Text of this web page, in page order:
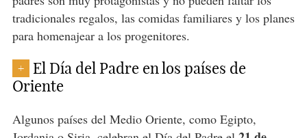
tradicionales regalos, las comidas familiares y los planes
para homenajear a los progenitores.
+
El Día del Padre en los países de
Oriente
Algunos países del Medio Oriente, como Egipto,